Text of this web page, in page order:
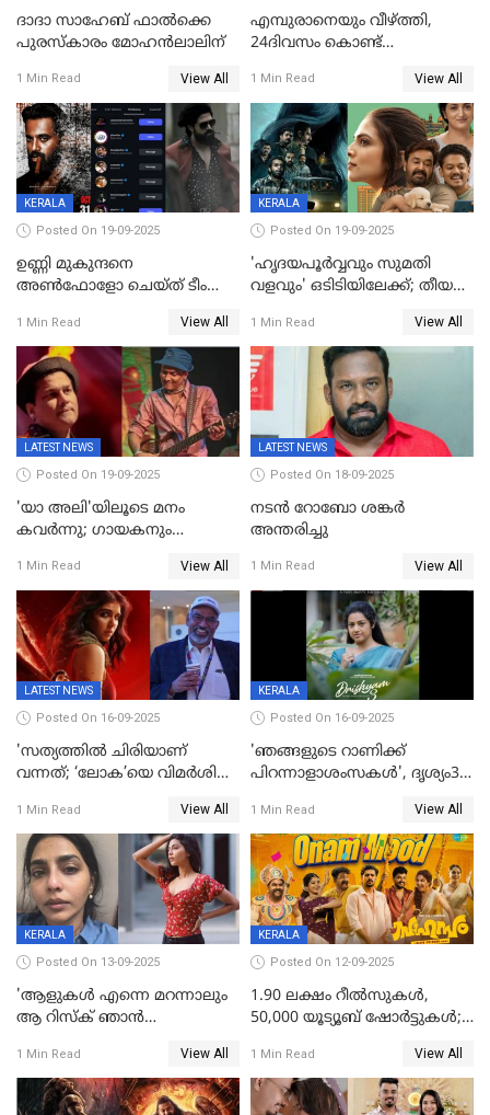
ദാദാ സാഹേബ് ഫാൽക്കെ
പുരസ്‌കാരം മോഹൻലാലിന്
1 Min Read View All
എമ്പുരാനെയും വീഴ്ത്തി,
24ദിവസം കൊണ്ട്
ഇൻഡസ്ട്രി ഹിറ്റ്;
റെക്കോർഡുമായി ലോക
1 Min Read View All
KERALA
Posted On 19-09-2025
ഉണ്ണി മുകുന്ദനെ
അൺഫോളോ ചെയ്ത് ടീം
മാർക്കോയിൽ യാഷ്,
പൃഥ്വിരാജ്,
മമ്മുട്ടി,മോഹൻലാൽ..ചർച്ചകളുമായി
സൈബർലോകവും
1 Min Read View All
KERALA
Posted On 19-09-2025
'ഹൃദയപൂര്‍വ്വവും സുമതി
വളവും' ഒടിടിയിലേക്ക്; തീയതി
1 Min Read View All
LATEST NEWS
Posted On 19-09-2025
'യാ അലി'യിലൂടെ മനം
കവർന്നു; ഗായകനും
അന്തരിച്ചു
1 Min Read View All
LATEST NEWS
Posted On 18-09-2025
നടൻ റോബോ ശങ്കർ
അന്തരിച്ചു
1 Min Read View All
LATEST NEWS
Posted On 16-09-2025
'സത്യത്തിൽ ചിരിയാണ്
വന്നത്; ‘ലോക’യെ വിമർശിച്ച്
1 Min Read View All
KERALA
Posted On 16-09-2025
'ഞങ്ങളുടെ റാണിക്ക്
പിറന്നാളാശംസകൾ', ദൃശ്യം3-
പോസ്റ്റർ പുറത്തുവിട്ടു
1 Min Read View All
KERALA
Posted On 13-09-2025
'ആളുകള്‍ എന്നെ മറന്നാലും
ആ റിസ്ക് ഞാൻ
മനസിലായി, കടുത്ത
തീരുമാനവുമായി ഐശ്വര്യ
ലക്ഷ്മി
1 Min Read View All
KERALA
Posted On 12-09-2025
1.90 ലക്ഷം റീല്‍സുകള്‍,
50,000 യൂട്യൂബ് ഷോര്‍ട്ടുകള്‍;
ഹിറ്റായി ഓണം മൂഡ് ഗാനം
1 Min Read View All